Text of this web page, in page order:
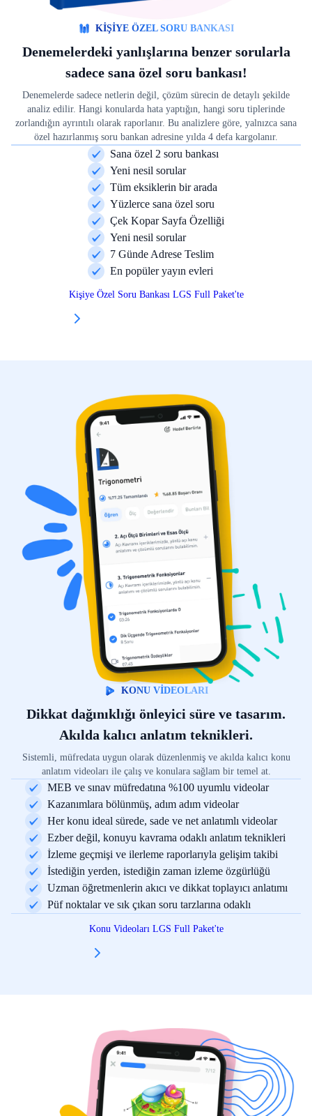
KİŞİYE ÖZEL SORU BANKASI
Denemelerdeki yanlışlarına benzer sorularla
sadece sana özel soru bankası!
Denemelerde sadece netlerin değil, çözüm sürecin de detaylı şekilde
analiz edilir. Hangi konularda hata yaptığın, hangi soru tiplerinde
zorlandığın ayrıntılı olarak raporlanır. Bu analizlere göre, yalnızca sana
özel hazırlanmış soru bankan adresine yılda 4 defa kargolanır.
Sana özel 2 soru bankası
Yeni nesil sorular
Tüm eksiklerin bir arada
Yüzlerce sana özel soru
Çek Kopar Sayfa Özelliği
Yeni nesil sorular
7 Günde Adrese Teslim
En popüler yayın evleri
Kişiye Özel Soru Bankası LGS Full Paket'te
KONU VİDEOLARI
Dikkat dağınıklığı önleyici süre ve tasarım.
Akılda kalıcı anlatım teknikleri.
Sistemli, müfredata uygun olarak düzenlenmiş ve akılda kalıcı konu
anlatım videoları ile çalış ve konulara sağlam bir temel at.
MEB ve sınav müfredatına %100 uyumlu videolar
Kazanımlara bölünmüş, adım adım videolar
Her konu ideal sürede, sade ve net anlatımlı videolar
Ezber değil, konuyu kavrama odaklı anlatım teknikleri
İzleme geçmişi ve ilerleme raporlarıyla gelişim takibi
İstediğin yerden, istediğin zaman izleme özgürlüğü
Uzman öğretmenlerin akıcı ve dikkat toplayıcı anlatımı
Püf noktalar ve sık çıkan soru tarzlarına odaklı
Konu Videoları LGS Full Paket'te